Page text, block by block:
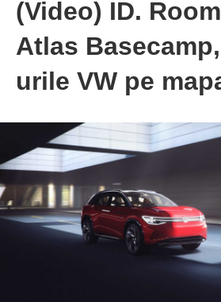
(Video) ID.
Atlas
urile VW pe